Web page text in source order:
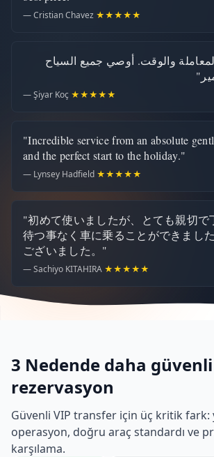
— Cristian Chavez ★★★★★
والوقت. أوصي جميع السياح
— Şiyar Koç ★★★★★
"Incredible service from an absolute
and the perfect start to the holiday."
— Lynsey Hadfield ★★★★★
"初めて使いましたが、とても親切で
待つ事なく車に乗ることができまし
ございました。"
— Sachiyo KITAHIRA ★★★★★
3 Nedende daha güvenli
rezervasyon
Güvenli VIP transfer için üç kritik fark:
operasyon, doğru araç standardı ve
karşılama.